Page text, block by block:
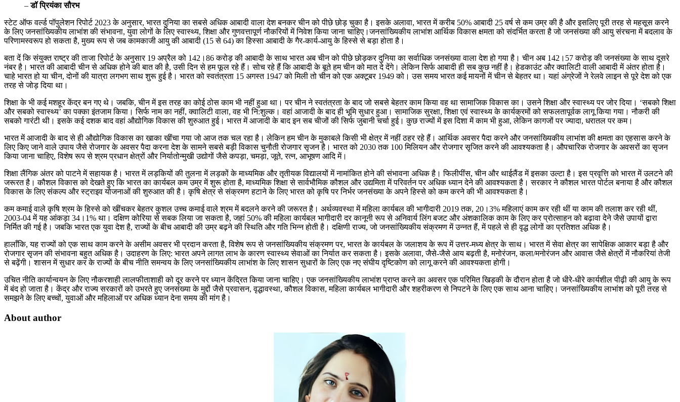
–डॉ प्रियंका सौरभ
स्टेट ऑफ वर्ल्ड पॉपुलेशन रिपोर्ट 2023 के अनुसार, भारत दुनिया का सबसे अधिक आबादी वाला देश बनकर चीन को पीछे छोड़ चुका है। इसके अलावा, भारत में करीब 50% आबादी 25 वर्ष से कम उम्र की है और इसलिए पूरी तरह से महसूस करने
के लिए जनसांख्यिकीय लाभांश की संभावना, युवा लोगों के लिए स्वास्थ्य, शिक्षा और गुणवत्तापूर्ण नौकरियों में निवेश किया जाना चाहिए।जनसांख्यिकीय लाभांश आर्थिक विकास क्षमता को संदर्भित करता है जो जनसंख्या की आयु संरचना में बदलाव के
परिणामस्वरूप हो सकता है, मुख्य रूप से जब कामकाजी आयु की आबादी (15 से 64) का हिस्सा आबादी के गैर-कार्य-आयु के हिस्से से बड़ा होता है।
बता दें कि संयुक्त राष्ट्र की ताजा रिपोर्ट के अनुसार 19 अप्रैल को 142।86 करोड़ की आबादी के साथ भारत अब चीन को पीछे छोड़कर दुनिया का सर्वाधिक जनसंख्या वाला देश हो गया है। चीन अब 142।57 करोड़ की जनसंख्या के साथ दूसरे
नंबर है। भारत की आबादी चीन से अधिक होने की बात की है, उसी दिन से हम फूल रहे हैं। सोच रहे हैं कि आबादी के बूते हम चीन को मात दे देंगे। लेकिन सिर्फ आबादी ही सब कुछ नहीं है। हेडकाउंट और क्वालिटी वाली आबादी में अंतर होता है। ​
चाहे भारत हो या चीन, दोनों की यात्रा लगभग साथ शुरू हुई है। भारत को स्वतंत्रता 15 अगस्त 1947 को मिली तो चीन को एक अक्टूबर 1949 को। उस समय भारत कई मायनों में चीन से बेहतर था। यहां अंग्रेजों ने रेलवे लाइन से पूरे देश को एक
तरह से जोड़ दिया था।
शिक्षा के भी कई मशहूर केंद्र बन गए थे। जबकि, चीन में इस तरह का कोई ठोस काम भी नहीं हुआ था। पर चीन ने स्वतंत्रता के बाद जो सबसे बेहतर काम किया वह था सामाजिक विकास का। उसने शिक्षा और स्वास्थ्य पर जोर दिया। ‘सबको शिक्षा
और सबको स्वास्थ्य’ का पक्का इंतजाम किया। सिर्फ नाम का नहीं, क्वालिटी वाला, वह भी नि:शुल्क। वहां आजादी के बाद ही भूमि सुधार हुआ। सामाजिक सुरक्षा, शिक्षा एवं स्वास्थ्य के कार्यक्रमों को सफलतापूर्वक लागू किया गया। नौकरी की
सबको गारंटी थी। इसके कई दशक बाद वहां औद्योगिक विकास की शुरुआत हुई। भारत में आजादी के बाद इन सब चीजों की सिर्फ जुबानी चर्चा हुई। कुछ राज्यों में इस दिशा में काम भी हुआ, लेकिन कागजों पर ज्यादा, धरातल पर कम।
भारत में आजादी के बाद से ही औद्योगिक विकास का खाका खींचा गया जो आज तक चल रहा है। लेकिन हम चीन के मुकाबले किसी भी क्षेत्र में नहीं ठहर रहे हैं। आर्थिक अवसर पैदा करने और जनसांख्यिकीय लाभांश की क्षमता का एहसास करने के
लिए किए जाने वाले उपाय जैसे रोजगार के अवसर पैदा करना देश के सामने सबसे बड़ी विकास चुनौती रोजगार सृजन है। भारत को 2030 तक 100 मिलियन और रोजगार सृजित करने की आवश्यकता है। औपचारिक रोजगार के अवसरों का सृजन
किया जाना चाहिए, विशेष रूप से श्रम प्रधान क्षेत्रों और निर्यातोन्मुखी उद्योगों जैसे कपड़ा, चमड़ा, जूते, रत्न, आभूषण आदि में।
शिक्षा लैंगिक अंतर को पाटने में सहायक है। भारत में लड़कियों की तुलना में लड़कों के माध्यमिक और तृतीयक विद्यालयों में नामांकित होने की संभावना अधिक है। फिलीपींस, चीन और थाईलैंड में इसका उल्टा है। इस प्रवृत्ति को भारत में उलटने की
जरूरत है। कौशल विकास को देखते हुए कि भारत का कार्यबल कम उम्र में शुरू होता है, माध्यमिक शिक्षा से सार्वभौमिक कौशल और उद्यमिता में परिवर्तन पर अधिक ध्यान देने की आवश्यकता है। सरकार ने कौशल भारत पोर्टल बनाया है और कौशल
विकास के लिए संकल्प और स्ट्राइव योजनाओं की शुरुआत की है। कृषि क्षेत्र से संक्रमण हटाने के लिए भारत को कृषि पर निर्भर जनसंख्या के अपने हिस्से को कम करने की भी आवश्यकता है।
कम कमाई वाले कृषि श्रम के हिस्से को खींचकर बेहतर कुशल उच्च कमाई वाले श्रम में बदलने करने की जरूरत है। अर्थव्यवस्था में महिला कार्यबल की भागीदारी 2019 तक, 20।3% महिलाएं काम कर रही थीं या काम की तलाश कर रही थीं,
2003-04 में यह आंकड़ा 34।1% था। दक्षिण कोरिया से सबक लिया जा सकता है, जहां 50% की महिला कार्यबल भागीदारी दर कानूनी रूप से अनिवार्य लिंग बजट और अंशकालिक काम के लिए कर प्रोत्साहन को बढ़ावा देने जैसे उपायों द्वारा
निर्मित की गई है। जबकि भारत एक युवा देश है, राज्यों के बीच आबादी की उम्र बढ़ने की स्थिति और गति भिन्न होती है। दक्षिणी राज्य, जो जनसांख्यिकीय संक्रमण में उन्नत हैं, में पहले से ही वृद्ध लोगों का प्रतिशत अधिक है।
हालाँकि, यह राज्यों को एक साथ काम करने के असीम अवसर भी प्रदान करता है, विशेष रूप से जनसांख्यिकीय संक्रमण पर, भारत के कार्यबल के जलाशय के रूप में उत्तर-मध्य क्षेत्र के साथ। भारत में सेवा क्षेत्र का सापेक्षिक आकार बड़ा है और
रोजगार सृजन की संभावना बहुत अधिक है। उदाहरण के लिए: भारत अपने लागत लाभ के कारण स्वास्थ्य सेवाओं का निर्यात कर सकता है। इसके अलावा, जैसे-जैसे आय बढ़ती है, मनोरंजन, कला/मनोरंजन और आवास जैसे क्षेत्रों में नौकरियां तेजी
से बढ़ेंगी। शासन में सुधार कर के राज्यों के बीच नीति समन्वय के लिए जनसांख्यिकीय लाभांश के लिए शासन सुधारों के लिए एक नए संघीय दृष्टिकोण को लागू करने की आवश्यकता होगी।
उचित नीति कार्यान्वयन के लिए नौकरशाही लालफीताशाही को दूर करने पर ध्यान केंद्रित किया जाना चाहिए। एक जनसांख्यिकीय लाभांश प्राप्त करने का अवसर एक परिमित खिड़की के दौरान होता है जो धीरे-धीरे कार्यशील पीढ़ी की आयु के रूप
में बंद हो जाता है। केंद्र और राज्य सरकारों को उभरते हुए जनसंख्या के मुद्दों जैसे प्रवासन, वृद्धावस्था, कौशल विकास, महिला कार्यबल भागीदारी और शहरीकरण से निपटने के लिए एक साथ आना चाहिए। जनसांख्यिकीय लाभांश को पूरी तरह से
समझने के लिए बच्चों, युवाओं और महिलाओं पर अधिक ध्यान देना समय की मांग है।
About author